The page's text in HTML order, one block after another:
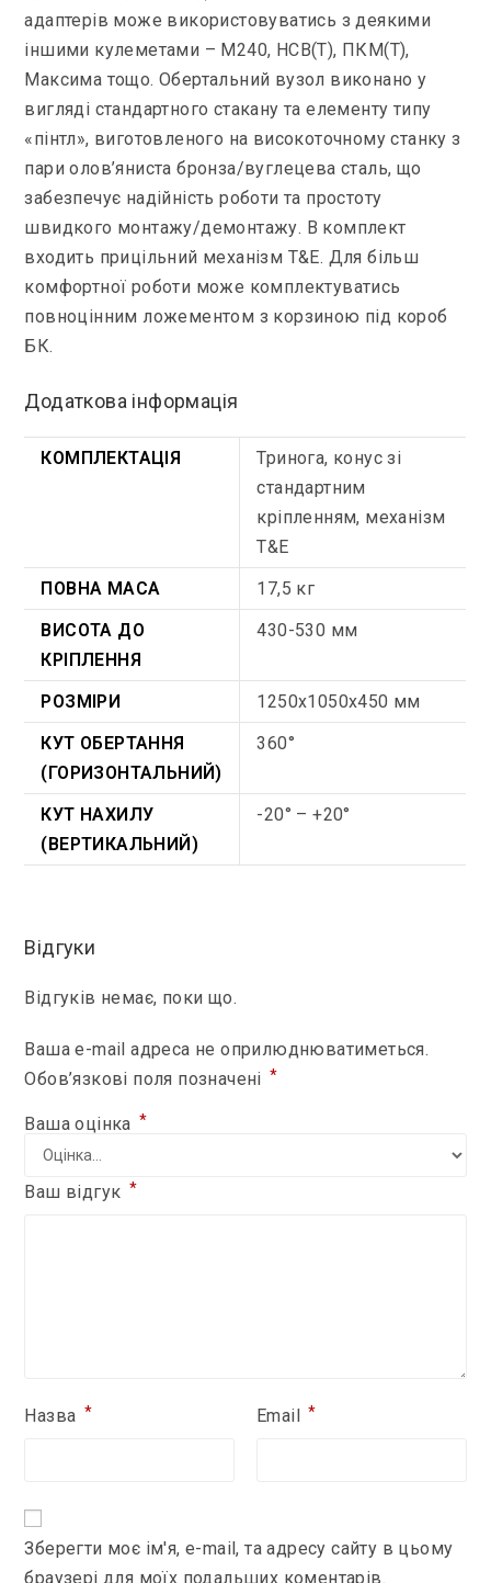
адаптерів може використовуватись з деякими
іншими кулеметами – М240, НСВ(Т), ПКМ(Т),
Максима тощо. Обертальний вузол виконано у
вигляді стандартного стакану та елементу типу
«пінтл», виготовленого на високоточному станку з
пари олов’яниста бронза/вуглецева сталь, що
забезпечує надійність роботи та простоту
швидкого монтажу/демонтажу. В комплект
входить прицільний механізм Т&Е. Для більш
комфортної роботи може комплектуватись
повноцінним ложементом з корзиною під короб
БК.
Додаткова інформація
КОМПЛЕКТАЦІЯ
Тринога, конус зі
стандартним
кріпленням, механізм
T&E
ПОВНА МАСА
17,5 кг
ВИСОТА ДО
КРІПЛЕННЯ
430-530 мм
РОЗМІРИ
1250х1050х450 мм
КУТ ОБЕРТАННЯ
(ГОРИЗОНТАЛЬНИЙ)
360°
КУТ НАХИЛУ
(ВЕРТИКАЛЬНИЙ)
-20° – +20°
Відгуки
Відгуків немає, поки що.
Ваша e-mail адреса не оприлюднюватиметься.
Обов’язкові поля позначені *
Ваша оцінка *
Ваш відгук *
Назва * Email *
Зберегти моє ім'я, e-mail, та адресу сайту в цьому
браузері для моїх подальших коментарів.